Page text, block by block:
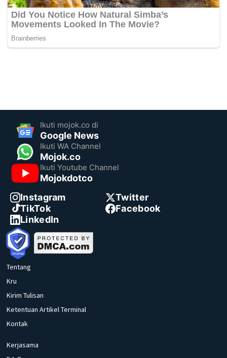
Ikuti mojok.co di
Google News
Ikuti WA Channel
Mojok.co
Ikuti Youtube Channel
Mojokdotco
Instagram
Twitter
TikTok
Facebook
LinkedIn
Tentang
Kru
Kirim Tulisan
Ketentuan Artikel Terminal
Kontak
Kerjasama